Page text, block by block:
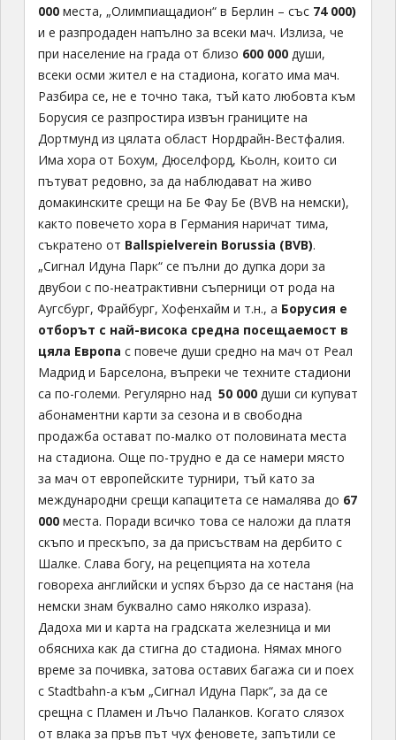
000места, „Олимпиащадион“ в Берлин – със 74 000)
и е разпродаден напълно за всеки мач. Излиза, че
при население на града от близо 600 000души,
всеки осми жител е на стадиона, когато има мач.
Разбира се, не е точно така, тъй като любовта към
Борусия се разпростира извън границите на
Дортмунд из цялата област Нордрайн-Вестфалия.
Има хора от Бохум, Дюселфорд, Кьолн, които си
пътуват редовно, за да наблюдават на живо
домакинските срещи на Бе Фау Бе (BVB на немски),
както повечето хора в Германия наричат тима,
съкратено от Ballspielverein Borussia (BVB).
„Сигнал Идуна Парк“ се пълни до дупка дори за
двубои с по-неатрактивни съперници от рода на
Аугсбург, Фрайбург, Хофенхайм и т.н., а Борусия е
отборът с най-висока средна посещаемост в
цяла Европа с повече души средно на мач от Реал
Мадрид и Барселона, въпреки че техните стадиони
са по-големи. Регулярно над 50 000души си купуват
абонаментни карти за сезона и в свободна
продажба остават по-малко от половината места
на стадиона. Още по-трудно е да се намери място
за мач от европейските турнири, тъй като за
международни срещи капацитета се намалява до 67
000места. Поради всичко това се наложи да платя
скъпо и прескъпо, за да присъствам на дербито с
Шалке. Слава богу, на рецепцията на хотела
говореха английски и успях бързо да се настаня (на
немски знам буквално само няколко израза).
Дадоха ми и карта на градската железница и ми
обясниха как да стигна до стадиона. Нямах много
време за почивка, затова оставих багажа си и поех
с Stadtbahn-a към „Сигнал Идуна Парк“, за да се
срещна с Пламен и Лъчо Паланков. Когато слязох
от влака за пръв път чух феновете, запътили се